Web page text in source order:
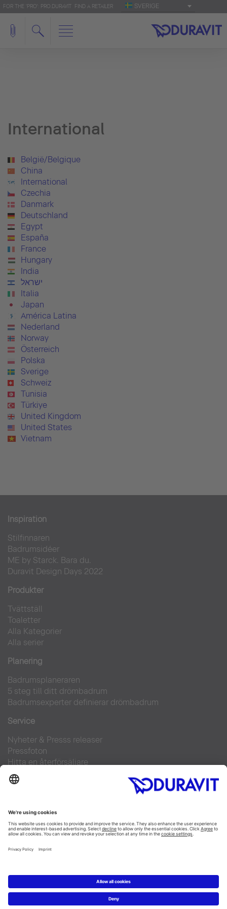
FOR THE 'PRO': PRO.DURAVIT FIND A RETAILER SVERIGE
International
België/Belgique
China
International
Czechia
Danmark
Deutschland
Egypt
España
France
Hungary
India
ישראל
Italia
Japan
América Latina
Nederland
Norway
Österreich
Polska
Sverige
Schweiz
Tunisia
Türkiye
United Kingdom
United States
Vietnam
Inspiration
Stilfinnaren
Badrumsidéer
ME by Starck. Bara du.
Duravit Design Days 2022
Produkter
Tvättställ
Toaletter
Alla Kategorier
Alla serier
Planering
Badrumsplaneraren
5 steg till ditt drömbadrum
Badrumsexperter definierar drömbadrum
Service
Nyheter & Presss releaser
Pressfoton
Hitta en återförsäljare
FAQs
Facebook
Instagram
Pinterest
Flickr
Copyright © 2026 Duravit AG
Impressum|Integrity and Compliance|
Integritetsmeddelande|Cookie settings